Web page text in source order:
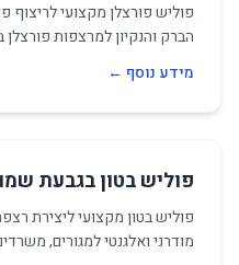
פוליש פורצלן מקצועי לריצוף
הברק והנקיון למרצפות
מידע נוסף ←
פוליש בטון בגבעת
פוליש בטון מקצועי ליצירת
מודרני ואלגנטי למגורים,